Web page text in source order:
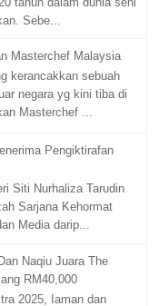
Sebe...
Masterchef Malaysia
kerancakkan sebuah
negara yg kini tiba di
Masterchef ...
Pengiktirafan
Siti Nurhaliza Tarudin
Sarjana Kehormat
Media darip...
Naqiu Juara The
RM40,000
2025, Iaman dan